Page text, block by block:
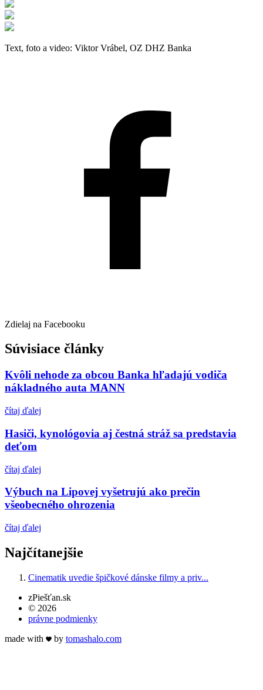
Text, foto a video: Viktor Vrábel, OZ DHZ Banka
Zdielaj na Facebooku
Súvisiace články
Kvôli nehode za obcou Banka hľadajú vodiča
nákladného auta MANN
čítaj ďalej
Hasiči, kynológovia aj čestná stráž sa predstavia
deťom
čítaj ďalej
Výbuch na Lipovej vyšetrujú ako prečin
všeobecného ohrozenia
čítaj ďalej
Najčítanejšie
Cinematik uvedie špičkové dánske filmy a priv...
zPiešťan.sk
© 2026
právne podmienky
made with
by tomashalo.com